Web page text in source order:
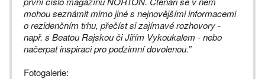
mohou seznámit mimo jiné s nejnovějšími informacemi
o rezidenčním trhu, přečíst si zajímavé rozhovory -
např. s Beatou Rajskou či Jiřím Vykoukalem - nebo
načerpat inspiraci pro podzimní dovolenou.”
Fotogalerie: